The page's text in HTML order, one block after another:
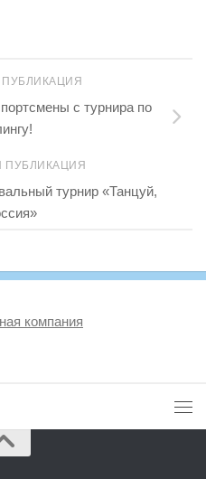
с турнира по
ПУБЛИКАЦИЯ
турнир «Танцуй,